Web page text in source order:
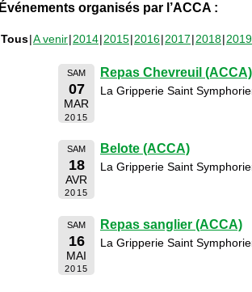
Événements organisés par l’ACCA :
Tous A venir 2014 2015 2016 2017 2018 2019
SAM
07
MAR
2015
Repas Chevreuil (ACCA)
La Gripperie Saint
SAM
18
AVR
2015
Belote (ACCA)
La Gripperie Saint
SAM
16
MAI
2015
Repas sanglier (ACCA)
La Gripperie Saint